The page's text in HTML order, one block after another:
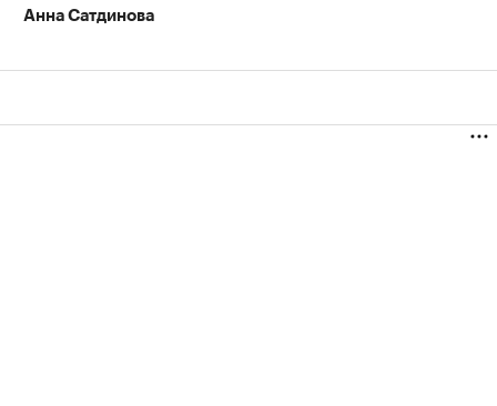
Анна Сатдинова